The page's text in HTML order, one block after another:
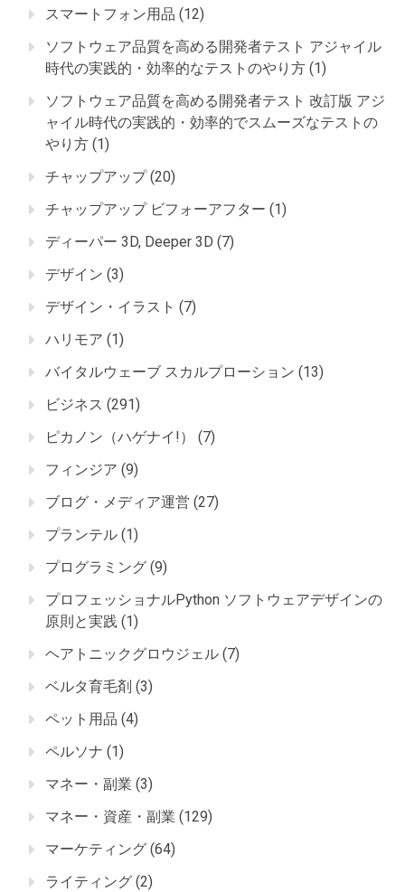
スマートフォン用品 (12)
ソフトウェア品質を高める開発者テスト アジャイル
時代の実践的・効率的なテストのやり方 (1)
ソフトウェア品質を高める開発者テスト 改訂版 アジ
ャイル時代の実践的・効率的でスムーズなテストの
やり方 (1)
チャップアップ(20)
チャップアップ ビフォーアフター (1)
ディーパー 3D, Deeper 3D (7)
デザイン (3)
デザイン・イラスト (7)
ハリモア (1)
バイタルウェーブ スカルプローション (13)
ビジネス (291)
ピカノン（ハゲナイ!）
(7)
フィンジア (9)
ブログ・メディア運営 (27)
プランテル (1)
プログラミング (9)
プロフェッショナルPython ソフトウェアデザインの
原則と実践 (1)
ヘアトニックグロウジェル (7)
ベルタ育毛剤 (3)
ペット用品 (4)
ペルソナ (1)
マネー・副業 (3)
マネー・資産・副業 (129)
マーケティング (64)
ライティング (2)